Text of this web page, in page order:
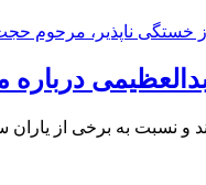
و نسبت به برخی از